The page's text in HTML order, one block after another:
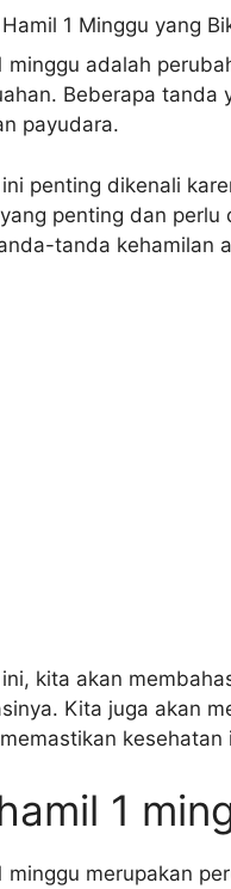
minggu adalah
Beberapa tanda
payudara.
penting dikenali
penting dan
tanda kehamilan
kita akan
Kita juga akan
kesehatan
1
minggu merupakan